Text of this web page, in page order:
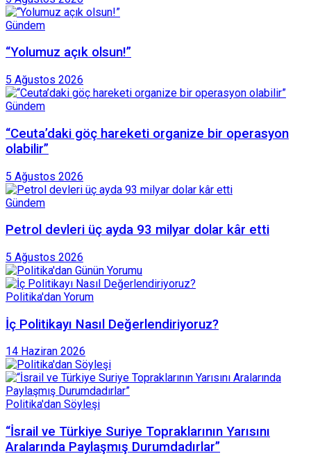
Gündem
“Yolumuz açık olsun!”
5 Ağustos 2026
Gündem
“Ceuta’daki göç hareketi organize bir operasyon
olabilir”
5 Ağustos 2026
Gündem
Petrol devleri üç ayda 93 milyar dolar kâr etti
5 Ağustos 2026
Politika'dan Yorum
İç Politikayı Nasıl Değerlendiriyoruz?
14 Haziran 2026
Politika'dan Söyleşi
“İsrail ve Türkiye Suriye Topraklarının Yarısını
Aralarında Paylaşmış Durumdadırlar”